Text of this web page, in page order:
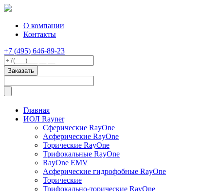
О компании
Контакты
+7 (495) 646-89-23
Главная
ИОЛ Rayner
Сферические RayOne
Асферические RayOne
Торические RayOne
Трифокальные RayOne
RayOne EMV
Асферические гидрофобные RayOne
Торические
Трифокально-торические RayOne